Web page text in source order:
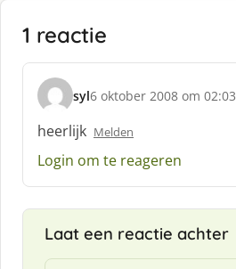
1 reactie
syl
s
c
h
r
6 oktober 2008 om 02:03
heerlijk Melden
Login om te reageren
Laat een reactie achter